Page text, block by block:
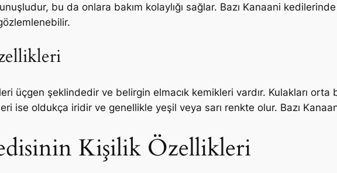
bu da onlara bakım kolaylığı sağlar. Bazı Kanaani
üçgen şeklindedir ve belirgin elmacık kemikleri vardır. Kulakları orta
ise oldukça iridir ve genellikle yeşil veya sarı renkte olur. Bazı
Kişilik Özellikleri